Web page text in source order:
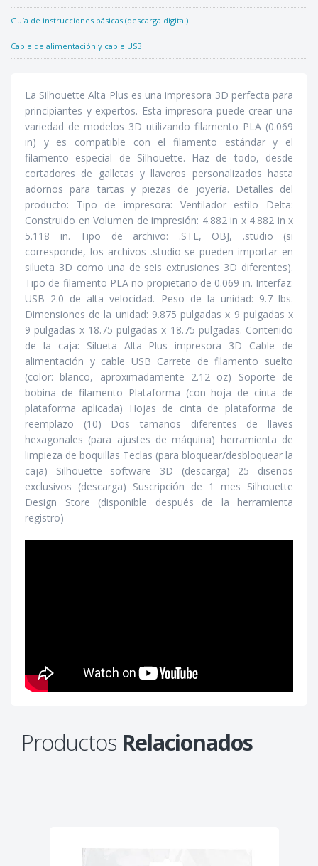
Guía de instrucciones básicas (descarga digital)
Cable de alimentación y cable USB
La Silhouette Alta Plus es una impresora 3D perfecta para
principiantes y expertos. Esta impresora puede crear una
variedad de modelos 3D utilizando filamento PLA (0.069
in) y es compatible con el filamento estándar y el
filamento especial de Silhouette. Haz de todo, desde
cortadores de galletas y llaveros personalizados hasta
adornos para tartas y piezas de joyería. Detalles del
producto: Tipo de impresora: Ventilador estilo Delta:
Construido en Volumen de impresión: 4.882 in x 4.882 in x
5.118 in. Tipo de archivo: .STL, OBJ, .studio (si
corresponde, los archivos .studio se pueden importar en
silueta 3D como una de seis extrusiones 3D diferentes).
Tipo de filamento PLA no propietario de 0.069 in. Interfaz:
USB 2.0 de alta velocidad. Peso de la unidad: 9.7 lbs.
Dimensiones de la unidad: 9.875 pulgadas x 9 pulgadas x
9 pulgadas x 18.75 pulgadas x 18.75 pulgadas. Contenido
de la caja: Silueta Alta Plus impresora 3D Cable de
alimentación y cable USB Carrete de filamento suelto
(color: blanco, aproximadamente 2.12 oz) Soporte de
bobina de filamento Plataforma (con hoja de cinta de
plataforma aplicada) Hojas de cinta de plataforma de
reemplazo (10) Dos tamaños diferentes de llaves
hexagonales (para ajustes de máquina) herramienta de
limpieza de boquillas Teclas (para bloquear/desbloquear la
caja) Silhouette software 3D (descarga) 25 diseños
exclusivos (descarga) Suscripción de 1 mes Silhouette
Design Store (disponible después de la herramienta
registro)
Productos Relacionados